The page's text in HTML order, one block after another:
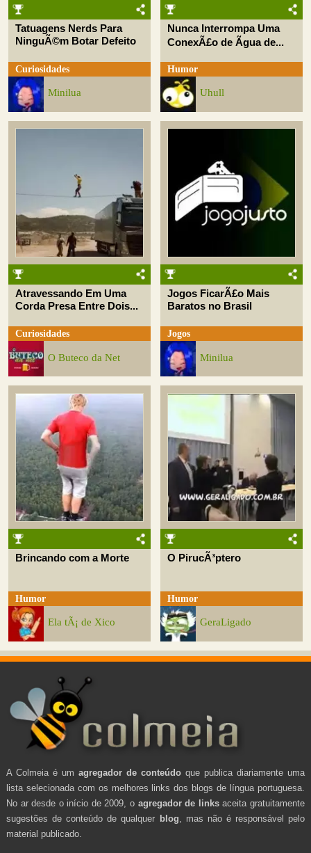
Tatuagens Nerds Para
NinguÃ©m Botar Defeito
Curiosidades
Minilua
Nunca Interrompa Uma
ConexÃ£o de Ãgua de...
Humor
Uhull
Atravessando Em Uma
Corda Presa Entre Dois...
Curiosidades
O Buteco da Net
Jogos FicarÃ£o Mais
Baratos no Brasil
Jogos
Minilua
Brincando com a Morte
Humor
Ela tÃ¡ de Xico
O PirucÃ³ptero
Humor
GeraLigado
A Colmeia é um agregador de conteúdo que publica diariamente uma
lista selecionada com os melhores links dos blogs de língua portuguesa.
No ar desde o início de 2009, o agregador de linksaceita gratuitamente
sugestões de conteúdo de qualquer blog , mas não é responsável pelo
material publicado.